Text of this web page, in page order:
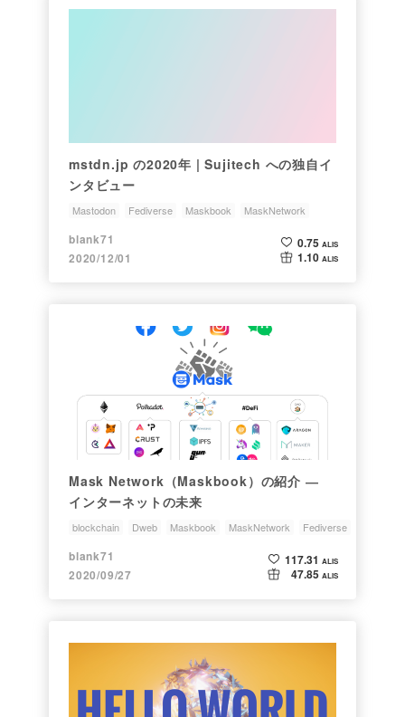
mstdn.jp の2020年 | Sujitech への独自イ
ンタビュー
Mastodon Fediverse Maskbook
MaskNetwork
Sujitech
blank71
2020/12/01
0.75 ALIS
1.10 ALIS
Mask Network（Maskbook）の紹介 ―
インターネットの未来
blockchain Dweb Maskbook MaskNetwork Fediverse
blank71
2020/09/27
117.31 ALIS
47.85 ALIS